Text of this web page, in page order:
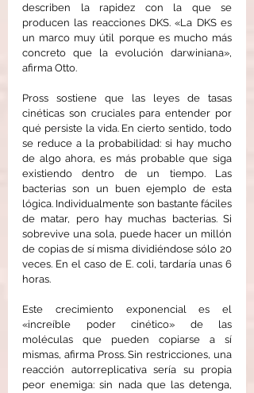
describen la rapidez con la que se
producen las reacciones DKS. «La DKS es
un marco muy útil porque es mucho más
concreto que la evolución darwiniana»,
afirma Otto.
Pross sostiene que las leyes de tasas
cinéticas son cruciales para entender por
qué persiste la vida. En cierto sentido, todo
se reduce a la probabilidad: si hay mucho
de algo ahora, es más probable que siga
existiendo dentro de un tiempo. Las
bacterias son un buen ejemplo de esta
lógica. Individualmente son bastante fáciles
de matar, pero hay muchas bacterias. Si
sobrevive una sola, puede hacer un millón
de copias de sí misma dividiéndose sólo 20
veces. En el caso de E. coli, tardaría unas 6
horas.
Este crecimiento exponencial es el
«increíble poder cinético» de las
moléculas que pueden copiarse a sí
mismas, afirma Pross. Sin restricciones, una
reacción autorreplicativa sería su propia
peor enemiga: sin nada que las detenga,